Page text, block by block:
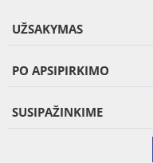
UŽSAKYMAS
PO APSIPIRKIMO
SUSIPAŽINKIME